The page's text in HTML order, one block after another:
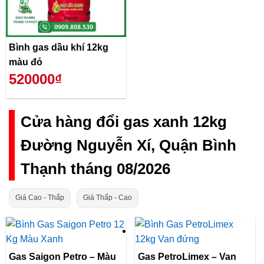
Bình gas dầu khí 12kg
màu đỏ
520000₫
Cửa hàng đổi gas xanh 12kg
Đường Nguyễn Xí, Quận Bình
Thạnh tháng 08/2026
Giá Cao - Thấp Giá Thấp - Cao
Gas Saigon Petro – Màu Gas PetroLimex – Van